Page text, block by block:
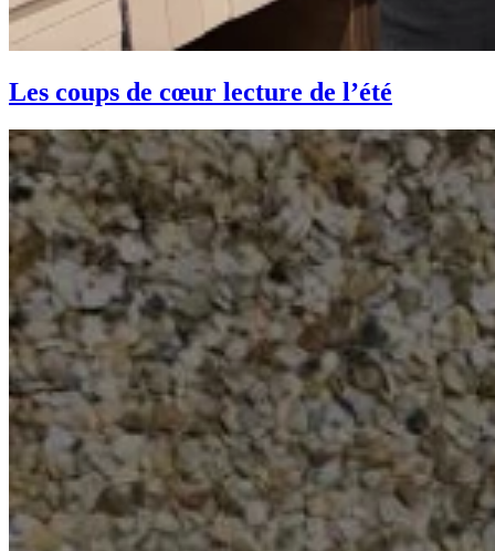
Les coups de cœur lecture de l’été